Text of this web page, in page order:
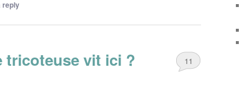
reply
tricoteuse vit ici ? 11